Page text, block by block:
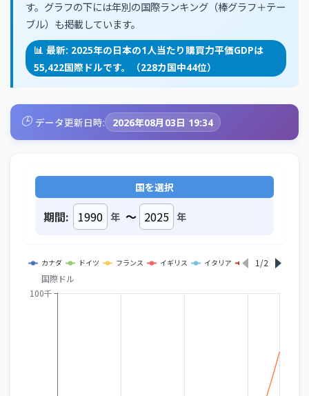
す。グラフの下には年別の国際ランキング（棒グラフ＋テー
ブル）も掲載しています。
📊 最新: 2025年の日本の1人当たり購買力平価GDPは
55,422国際ドルです。（228カ国中44位）
🕒 データ更新日時: 2026年08月03日 19:34
国を選択
期間: 年 ～ 年